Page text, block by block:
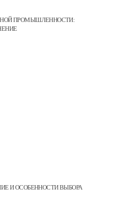
ПРОМЫШЛЕННОСТИ:
И ОСОБЕННОСТИ ВЫБОРА